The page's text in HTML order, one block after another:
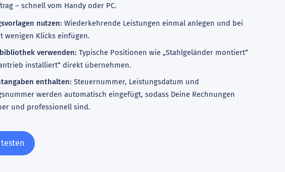
– schnell vom Handy oder PC.
nutzen: Wiederkehrende Leistungen einmal anlegen und bei
wenigen Klicks einfügen.
verwenden: Typische Positionen wie „Stahlgeländer montiert“
installiert“ direkt übernehmen.
enthalten: Steuernummer, Leistungsdatum und
werden automatisch eingefügt, sodass Deine Rechnungen
und professionell sind.